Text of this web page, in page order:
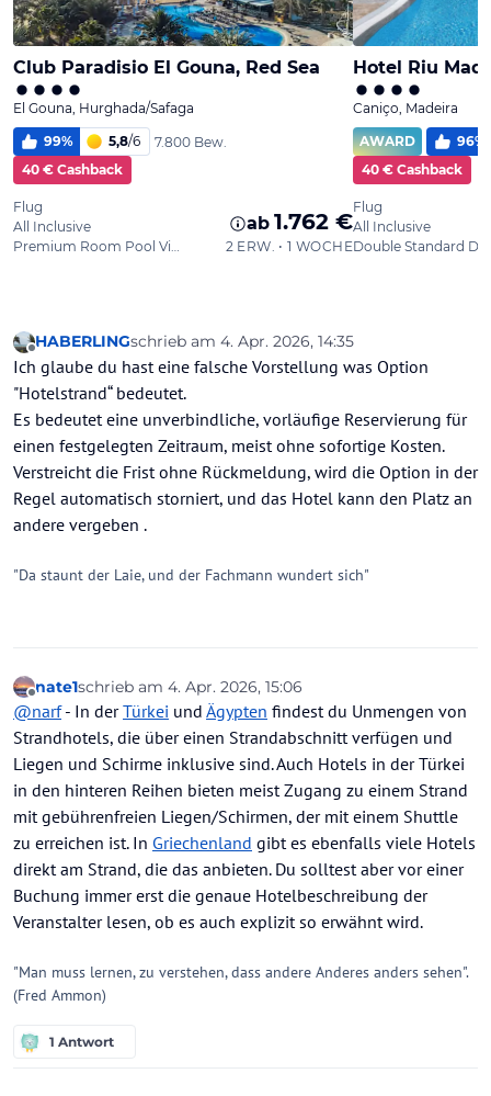
Offline
HABERLINGschrieb am 4. Apr. 2026, 14:35
zuletzt editiert von HABERLING
Ich glaube du hast eine falsche Vorstellung was Option
"Hotelstrand“ bedeutet.
Es bedeutet eine unverbindliche, vorläufige Reservierung für
einen festgelegten Zeitraum, meist ohne sofortige Kosten.
Verstreicht die Frist ohne Rückmeldung, wird die Option in der
Regel automatisch storniert, und das Hotel kann den Platz an
andere vergeben .
"Da staunt der Laie, und der Fachmann wundert sich"
Offline
nate1schrieb am 4. Apr. 2026, 15:06
zuletzt editiert von nate14. Apr. 2026, 15:13
@narf- In derTürkei und Ägypten findest du Unmengen von
Strandhotels, die über einen Strandabschnitt verfügen und
Liegen und Schirme inklusive sind. Auch Hotels in der Türkei
in den hinteren Reihen bieten meist Zugang zu einem Strand
mit gebührenfreien Liegen/Schirmen, der mit einem Shuttle
zu erreichen ist. In Griechenland gibt es ebenfalls viele Hotels
direkt am Strand, die das anbieten. Du solltest aber vor einer
Buchung immer erst die genaue Hotelbeschreibung der
Veranstalter lesen, ob es auch explizit so erwähnt wird.
"Man muss lernen, zu verstehen, dass andere Anderes anders sehen".
(Fred Ammon)
1 Antwort